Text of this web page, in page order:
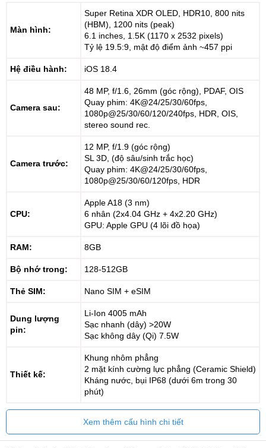
Màn hình:
Super Retina XDR OLED, HDR10, 800 nits
(HBM), 1200 nits (peak)
6.1 inches, 1.5K (1170 x 2532 pixels)
Tỷ lệ 19.5:9, mật độ điểm ảnh ~457 ppi
Hệ điều hành: iOS 18.4
Camera sau:
48 MP, f/1.6, 26mm (góc rộng), PDAF, OIS
Quay phim: 4K@24/25/30/60fps,
1080p@25/30/60/120/240fps, HDR, OIS,
stereo sound rec.
Camera trước:
12 MP, f/1.9 (góc rộng)
SL 3D, (độ sâu/sinh trắc học)
Quay phim: 4K@24/25/30/60fps,
1080p@25/30/60/120fps, HDR
CPU:
Apple A18 (3 nm)
6 nhân (2x4.04 GHz + 4x2.20 GHz)
GPU: Apple GPU (4 lõi đồ họa)
RAM: 8GB
Bộ nhớ trong: 128-512GB
Thẻ SIM: Nano SIM + eSIM
Dung lượng
pin:
Li-Ion 4005 mAh
Sạc nhanh (dây) >20W
Sạc không dây (Qi) 7.5W
Thiết kế:
Khung nhôm phẳng
2 mặt kính cường lực phẳng (Ceramic Shield)
Kháng nước, bụi IP68 (dưới 6m trong 30
phút)
Xem thêm cấu hình chi tiết